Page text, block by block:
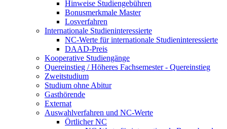
Hinweise Studiengebühren
Bonusmerkmale Master
Losverfahren
Internationale Studieninteressierte
NC-Werte für internationale Studieninteressierte
DAAD-Preis
Kooperative Studiengänge
Quereinstieg / Höheres Fachsemester - Quereinstieg
Zweitstudium
Studium ohne Abitur
Gasthörende
Externat
Auswahlverfahren und NC-Werte
Örtlicher NC